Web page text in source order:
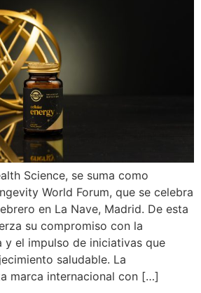
Science, se suma como
World Forum, que se celebra
en La Nave, Madrid. De esta
su compromiso con la
y el impulso de iniciativas que
saludable. La
marca internacional con […]